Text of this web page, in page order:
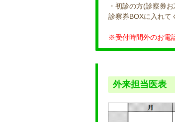
・初診の方(診察券
診察券BOXに入れて
※受付時間外のお電
外来担当医表